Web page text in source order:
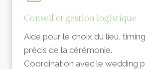
Conseil et gestion logistique
Aide pour le choix du lieu,
précis de la cérémonie.
Coordination avec le wedding